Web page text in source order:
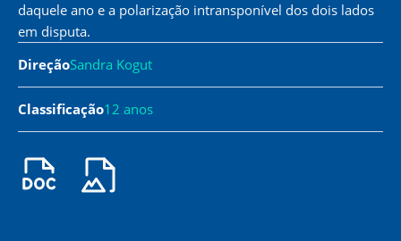
daquele ano e a polarização intransponível dos dois lados
em disputa.
DireçãoSandra Kogut
Classificação12 anos